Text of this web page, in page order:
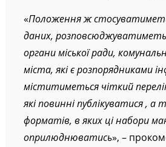
«Положення ж
даних,
органи міської ради,
міста, які є розпорядниками
міститиметься чіткий
які повинні публікуватися , а
форматів, в яких ці набори
оприлюднюватись», –